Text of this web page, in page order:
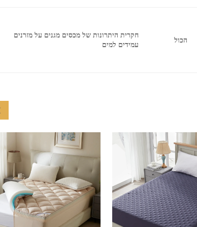
הכול
חקרית היתרונות של מכסים מגנים על מזרנים
עמידים למים